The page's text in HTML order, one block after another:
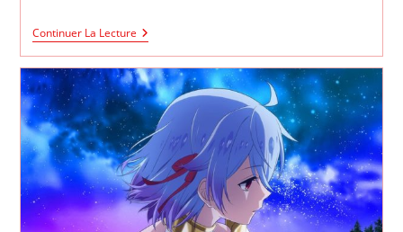
Continuer La LectureBanished
From
The
Hero’s
Party
Saison
2